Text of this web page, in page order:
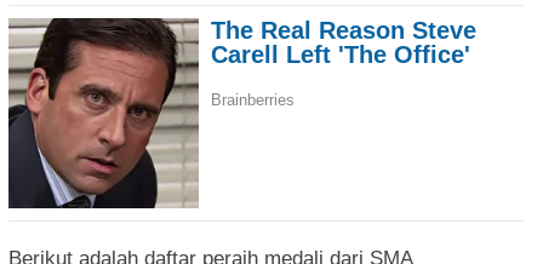
Berikut adalah daftar peraih medali dari SMA